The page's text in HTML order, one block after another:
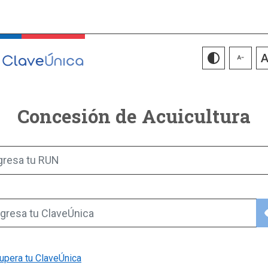
Concesión de Acuicultura
tu RUN
tu ClaveÚnica
tu ClaveÚnica